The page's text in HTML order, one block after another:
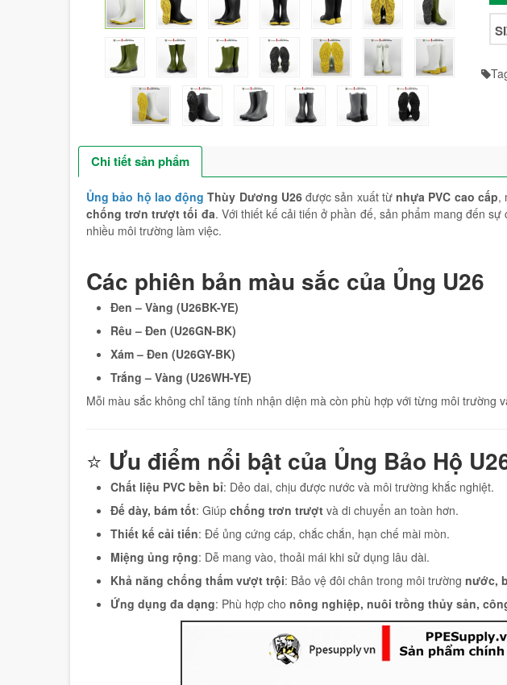
Chi tiết sản phẩm
Ủng bảo hộ lao động Thùy Dương U26được sản xuất từ nhựa PVC cao cấp,
chống trơn trượt tối đa. Với thiết kế cải tiến ở phần đế, sản phẩm mang đến
nhiều môi trường làm việc.
Các phiên bản màu sắc của Ủng U26
Đen – Vàng (U26BK-YE)
Rêu – Đen (U26GN-BK)
Xám – Đen (U26GY-BK)
Trắng – Vàng (U26WH-YE)
Mỗi màu sắc không chỉ tăng tính nhận diện mà còn phù hợp với từng môi trường
⭐ Ưu điểm nổi bật của Ủng Bảo Hộ
Chất liệu PVC bền bỉ: Dẻo dai, chịu được nước và môi trường khắc nghiệt.
Đế dày, bám tốt: Giúp chống trơn trượt và di chuyển an toàn hơn.
Thiết kế cải tiến: Đế ủng cứng cáp, chắc chắn, hạn chế mài mòn.
Miệng ủng rộng: Dễ mang vào, thoải mái khi sử dụng lâu dài.
Khả năng chống thấm vượt trội: Bảo vệ đôi chân trong môi trường nước,
Ứng dụng đa dạng: Phù hợp cho nông nghiệp, nuôi trồng thủy sản,